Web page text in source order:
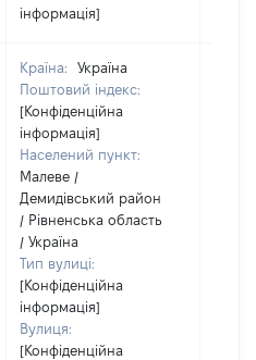
інформація]
Країна:
Україна
Поштовий індекс:
[Конфіденційна
інформація]
Населений пункт:
Малеве /
Демидівський район
/ Рівненська область
/ Україна
Тип вулиці:
[Конфіденційна
інформація]
Вулиця:
[Конфіденційна